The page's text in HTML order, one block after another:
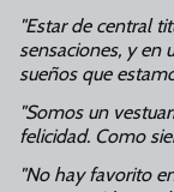
"Estar de central
sensaciones, y en
sueños que
"Somos un
felicidad. Como
"No hay favorito